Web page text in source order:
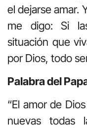
el dejarse amar.
me digo: Si
situación que
por Dios, todo
Palabra del
“El amor de
nuevas todas